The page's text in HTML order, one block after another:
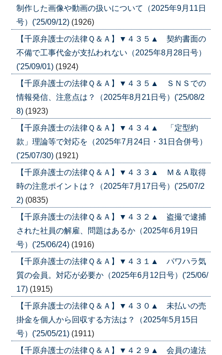
制作した画像や動画の扱いについて（2025年9月11日
号）('25/09/12) (1926)
【千原弁護士の法律Ｑ＆Ａ】▼４３５▲ 契約書面の
不備で工事代金が支払われない（2025年8月28日号）
('25/09/01) (1924)
【千原弁護士の法律Ｑ＆Ａ】▼４３５▲ ＳＮＳでの
情報発信、注意点は？（2025年8月21日号）('25/08/2
8) (1923)
【千原弁護士の法律Ｑ＆Ａ】▼４３４▲ 「定型約
款」理論等で対応を（2025年7月24日・31日合併号）
('25/07/30) (1921)
【千原弁護士の法律Ｑ＆Ａ】▼４３３▲ Ｍ＆Ａ取得
時の注意ポイントは？（2025年7月17日号）('25/07/2
2) (0835)
【千原弁護士の法律Ｑ＆Ａ】▼４３２▲ 盗撮で逮捕
された社員の解雇、問題はあるか（2025年6月19日
号）('25/06/24) (1916)
【千原弁護士の法律Ｑ＆Ａ】▼４３１▲ パワハラ気
質の会員。対応が必要か（2025年6月12日号）('25/06/
17) (1915)
【千原弁護士の法律Ｑ＆Ａ】▼４３０▲ 未払いの売
掛金を個人から回収する方法は？（2025年5月15日
号）('25/05/21) (1911)
【千原弁護士の法律Ｑ＆Ａ】▼４２９▲ 会員の違法